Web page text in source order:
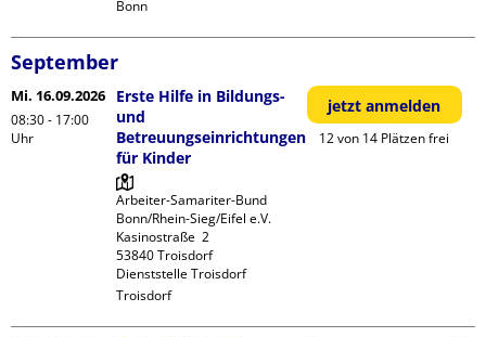
Bonn
September
Mi. 16.09.2026
08:30 - 17:00
Uhr
Erste Hilfe in Bildungs-
und
Betreuungseinrichtungen
für Kinder
Arbeiter-Samariter-Bund
Bonn/Rhein-Sieg/Eifel e.V.
Kasinostraße  2
53840 Troisdorf
Dienststelle Troisdorf
Troisdorf
jetzt anmelden
12 von 14 Plätzen frei